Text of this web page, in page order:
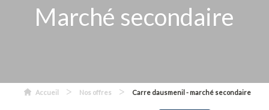
Marché secondaire
Accueil > Nos offres > Carre dausmenil - marché secondaire